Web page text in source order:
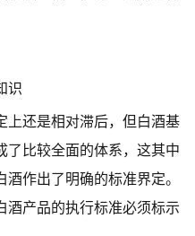
识
上还是相对滞后，但白酒基
了比较全面的体系，这其中
作出了明确的标准界定。
酒产品的执行标准必须标示